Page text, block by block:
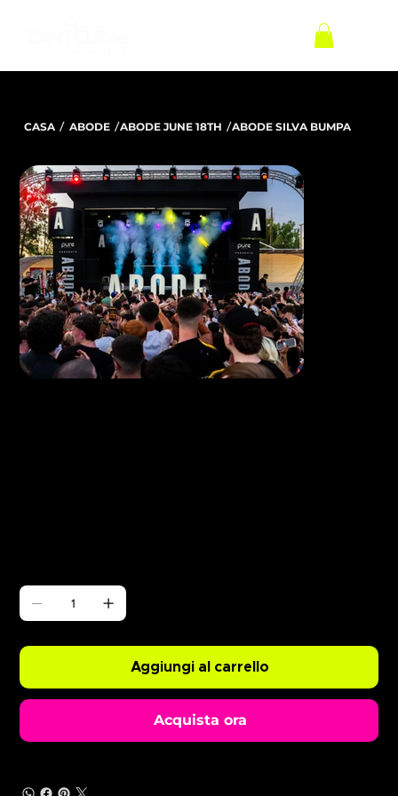
CASA / ABODE /ABODE JUNE 18TH /ABODE SILVA BUMPA
Aggiungi al carrello
Acquista ora